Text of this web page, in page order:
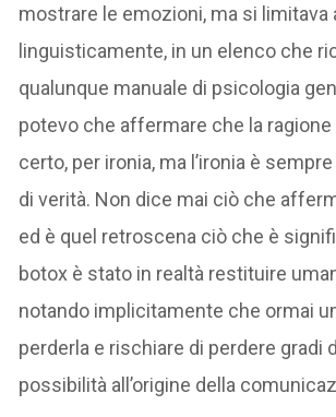
mostrare le emozioni, ma si limitava
linguisticamente, in un elenco che
qualunque manuale di psicologia
potevo che affermare che la ragione
certo, per ironia, ma l’ironia è
di verità. Non dice mai ciò che
ed è quel retroscena ciò che è
botox è stato in realtà restituire
notando implicitamente che ormai
perderla e rischiare di perdere gradi
possibilità all’origine della